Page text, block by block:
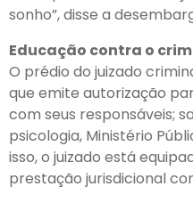
sonho”, disse a
Educação contra o
O prédio do juizado
que emite autorização
com seus responsáveis;
psicologia, Ministério
isso, o juizado está
prestação jurisdicional